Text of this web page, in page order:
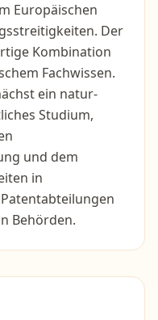
Europäischen
Der
Kombination
Fachwissen.
ein natur-
Studium,
und dem
in
Behörden.